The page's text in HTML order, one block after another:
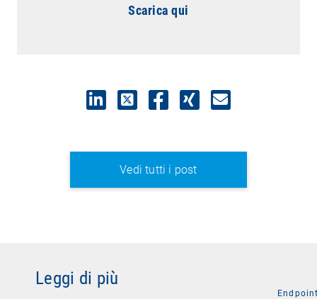
Scarica qui
Vedi tutti i post
Leggi di più